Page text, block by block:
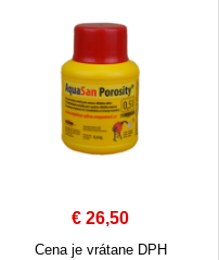
€ 26,50
Cena je vrátane DPH